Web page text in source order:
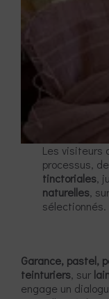
Les visiteurs
processus,
tinctoriales,
naturelles,
sélectionnés.
Garance, pastel,
teinturiers, sur
engage un